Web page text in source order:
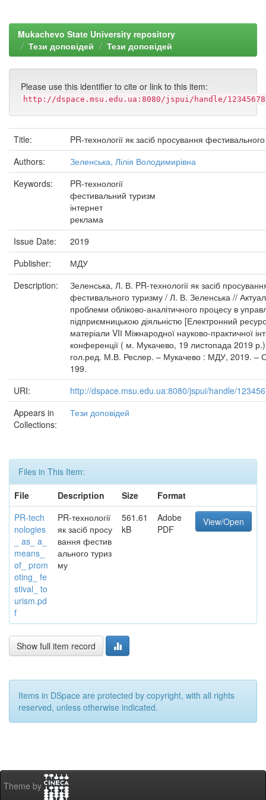
Mukachevo State University repository
Тези доповідей
Тези доповідей
Please use this identifier to cite or link to this item:
http://dspace.msu.edu.ua:8080/jspui/handle/
Title:
PR-технології як засіб просування
Authors:
Зеленська, Лілія Володимирівна
Keywords:
PR-технології
фестивальний туризм
інтернет
реклама
Issue Date:
2019
Publisher:
МДУ
Description:
Зеленська, Л. В. PR-технології як засіб
фестивального туризму / Л. В. Зеленська //
проблеми обліково-аналітичного процесу в
підприємницькою діяльністю [Електронний
матеріали VIІ Міжнародної науково-практичної
конференції ( м. Мукачево, 19 листопада 2019
гол.ред. М.В. Реслер. – Мукачево : МДУ, 2019. –
199.
URI:
http://dspace.msu.edu.ua:8080/jspui/handle/
Appears in
Collections:
Тези доповідей
Files in This Item:
File
Description Size
Format
PR-tech
nologies
_ as_ a_
means_
of_ prom
oting_ fe
stival_ to
urism.pd
f
PR-технології
як засіб просу
вання фестив
ального туриз
му
561.61
kB
Adobe
PDF
View/Open
Show full item record
Items in DSpace are protected by copyright, with all rights
reserved, unless otherwise indicated.
Theme by